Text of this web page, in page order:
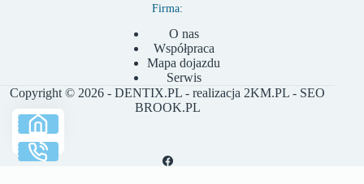
Firma:
O nas
Współpraca
Mapa dojazdu
Serwis
Copyright © 2026 - DENTIX.PL - realizacja 2KM.PL - SEO
BROOK.PL